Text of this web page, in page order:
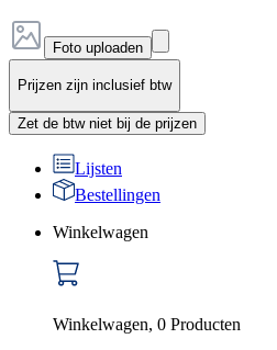
Foto uploaden
Prijzen zijn inclusief btw
Zet de btw niet bij de prijzen
Lijsten
Bestellingen
Winkelwagen
Winkelwagen, 0 Producten